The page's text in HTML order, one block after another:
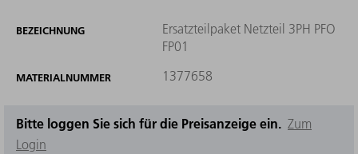
BEZEICHNUNG
Ersatzteilpaket Netzteil 3PH PFO
FP01
MATERIALNUMMER 1377658
Bitte loggen Sie sich für die Preisanzeige ein. Zum
Login